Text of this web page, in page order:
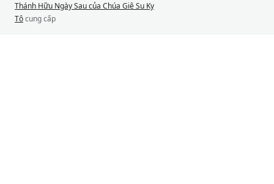
Thánh Hữu Ngày Sau của Chúa Giê Su Ky
Tôcung cấp